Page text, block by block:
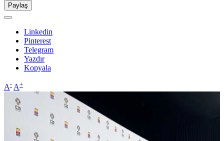
Paylaş
Linkedin
Pinterest
Telegram
Yazdır
Kopyala
A- A+